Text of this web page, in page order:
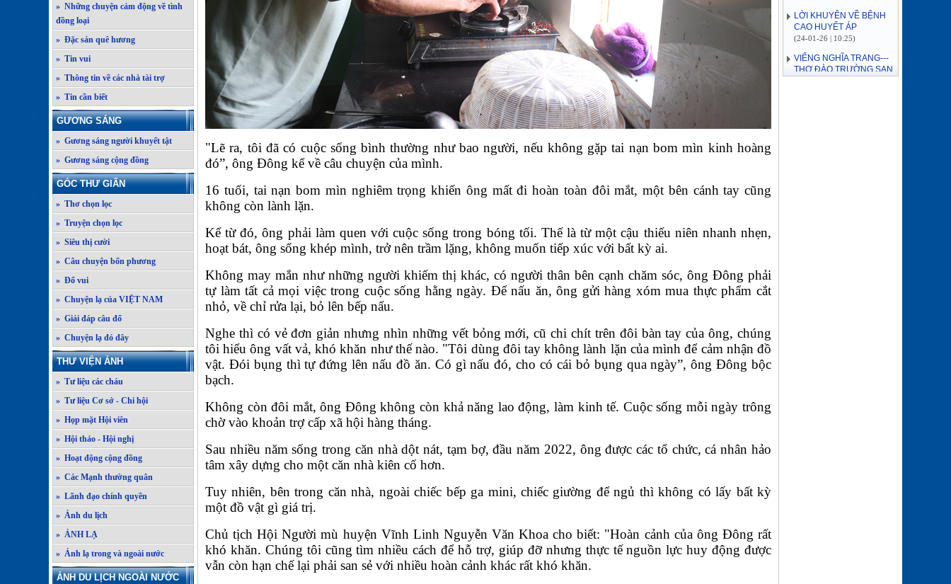
» Những chuyện cảm động về tình
đồng loại
» Đặc sản quê hương
» Tin vui
» Thông tin về các nhà tài trợ
» Tin cần biết
GƯƠNG SÁNG
» Gương sáng người khuyết tật
» Gương sáng cộng đồng
GÓC THƯ GIÃN
» Thơ chọn lọc
» Truyện chọn lọc
» Siêu thị cười
» Câu chuyện bốn phương
» Đố vui
» Chuyện lạ của VIỆT NAM
» Giải đáp câu đố
» Chuyện lạ đó đây
THƯ VIỆN ẢNH
» Tư liệu các cháu
» Tư liệu Cơ sở - Chi hội
» Họp mặt Hội viên
» Hội thảo - Hội nghị
» Hoạt động cộng đồng
» Các Mạnh thường quân
» Lãnh đạo chính quyền
» Ảnh du lịch
» ẢNH LẠ
» Ảnh lạ trong và ngoài nước
ẢNH DU LỊCH NGOÀI NƯỚC
"Lẽ ra, tôi đã có cuộc sống bình thường như bao người, nếu không gặp tai nạn bom mìn kinh hoàng
đó”, ông Đông kể về câu chuyện của mình.
16 tuổi, tai nạn bom mìn nghiêm trọng khiến ông mất đi hoàn toàn đôi mắt, một bên cánh tay cũng
không còn lành lặn.
Kể từ đó, ông phải làm quen với cuộc sống trong bóng tối. Thế là từ một cậu thiếu niên nhanh nhẹn,
hoạt bát, ông sống khép mình, trở nên trầm lặng, không muốn tiếp xúc với bất kỳ ai.
Không may mắn như những người khiếm thị khác, có người thân bên cạnh chăm sóc, ông Đông phải
tự làm tất cả mọi việc trong cuộc sống hằng ngày. Để nấu ăn, ông gửi hàng xóm mua thực phẩm cắt
nhỏ, về chỉ rửa lại, bỏ lên bếp nấu.
Nghe thì có vẻ đơn giản nhưng nhìn những vết bỏng mới, cũ chi chít trên đôi bàn tay của ông, chúng
tôi hiểu ông vất vả, khó khăn như thế nào. "Tôi dùng đôi tay không lành lặn của mình để cảm nhận đồ
vật. Đói bụng thì tự đứng lên nấu đồ ăn. Có gì nấu đó, cho có cái bỏ bụng qua ngày”, ông Đông bộc
bạch.
Không còn đôi mắt, ông Đông không còn khả năng lao động, làm kinh tế. Cuộc sống mỗi ngày trông
chờ vào khoản trợ cấp xã hội hàng tháng.
Sau nhiều năm sống trong căn nhà dột nát, tạm bợ, đầu năm 2022, ông được các tổ chức, cá nhân hảo
tâm xây dựng cho một căn nhà kiên cố hơn.
Tuy nhiên, bên trong căn nhà, ngoài chiếc bếp ga mini, chiếc giường để ngủ thì không có lấy bất kỳ
một đồ vật gì giá trị.
Chủ tịch Hội Người mù huyện Vĩnh Linh Nguyễn Văn Khoa cho biết: "Hoàn cảnh của ông Đông rất
khó khăn. Chúng tôi cũng tìm nhiều cách để hỗ trợ, giúp đỡ nhưng thực tế nguồn lực huy động được
vẫn còn hạn chế lại phải san sẻ với nhiều hoàn cảnh khác rất khó khăn.
(24-01-26 | 10:25)
VIẾNG NGHĨA TRANG---
THƠ ĐÀO TRƯỜNG SAN
(15-07-26 | 07:55)
ĐẢO CỒN CỎ